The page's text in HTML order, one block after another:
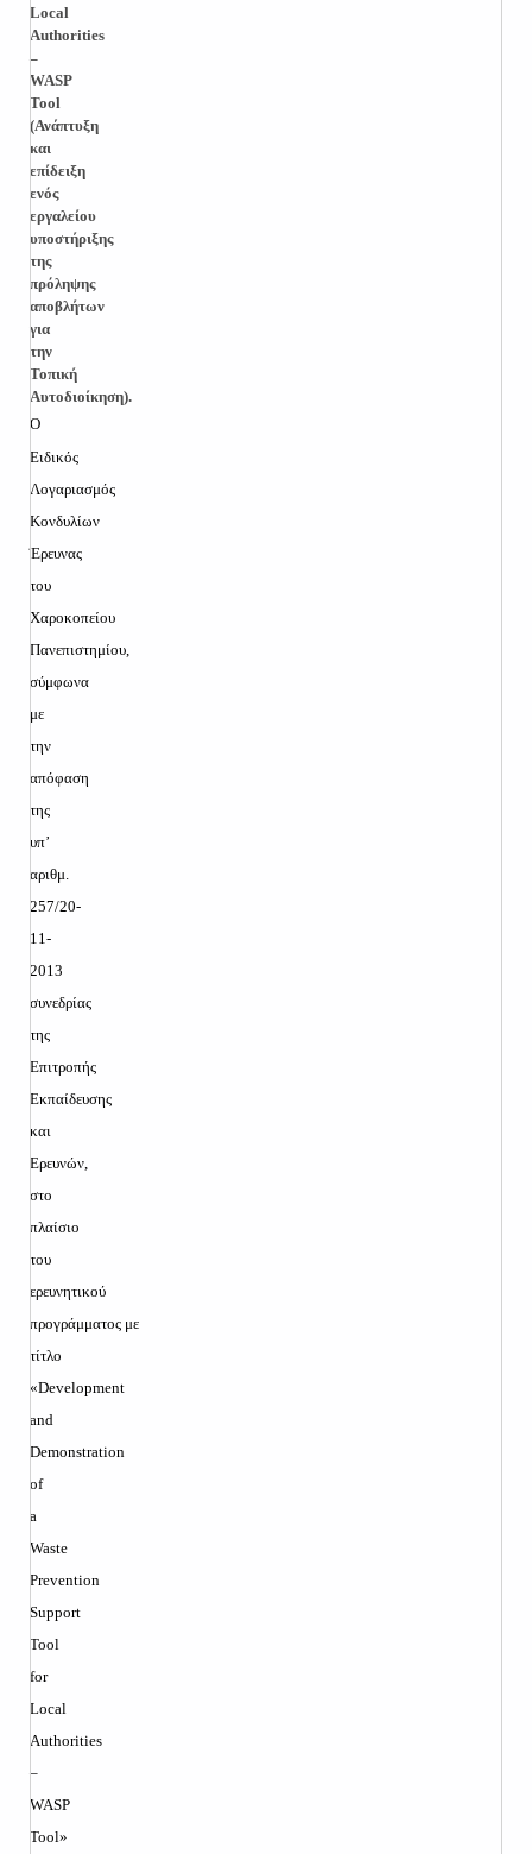
Local
Authorities
–
WASP
Tool
(Ανάπτυξη
και
επίδειξη
ενός
εργαλείου
υποστήριξης
της
πρόληψης
αποβλήτων
για
την
Τοπική
Αυτοδιοίκηση).
Ο
Ειδικός
Λογαριασμός
Κονδυλίων
Έρευνας
του
Χαροκοπείου
Πανεπιστημίου,
σύμφωνα
με
την
απόφαση
της
υπ’
αριθμ.
257/20-
11-
2013
συνεδρίας
της
Επιτροπής
Εκπαίδευσης
και
Ερευνών,
στο
πλαίσιο
του
ερευνητικού
προγράμματος με
τίτλο
«Development
and
Demonstration
of
a
Waste
Prevention
Support
Tool
for
Local
Authorities
–
WASP
Tool»